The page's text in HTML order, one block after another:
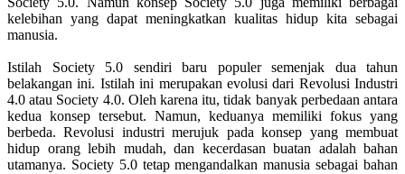
kelebihan yang dapat meningkatkan kualitas hidup kita sebagai
manusia.
Istilah Society 5.0 sendiri baru populer semenjak dua tahun
belakangan ini. Istilah ini merupakan evolusi dari Revolusi Industri
4.0 atau Society 4.0. Oleh karena itu, tidak banyak perbedaan antara
kedua konsep tersebut. Namun, keduanya memiliki fokus yang
berbeda. Revolusi industri merujuk pada konsep yang membuat
hidup orang lebih mudah, dan kecerdasan buatan adalah bahan
utamanya. Society 5.0 tetap mengandalkan manusia sebagai bahan